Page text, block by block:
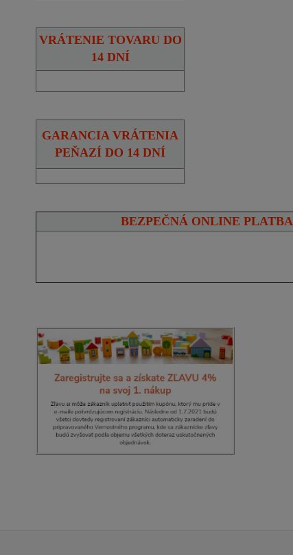
VRÁTENIE TOVARU DO
14 DNÍ
GARANCIA VRÁTENIA
PEŇAZÍ DO 14 DNÍ
BEZPEČNÁ ONLINE PLATBA